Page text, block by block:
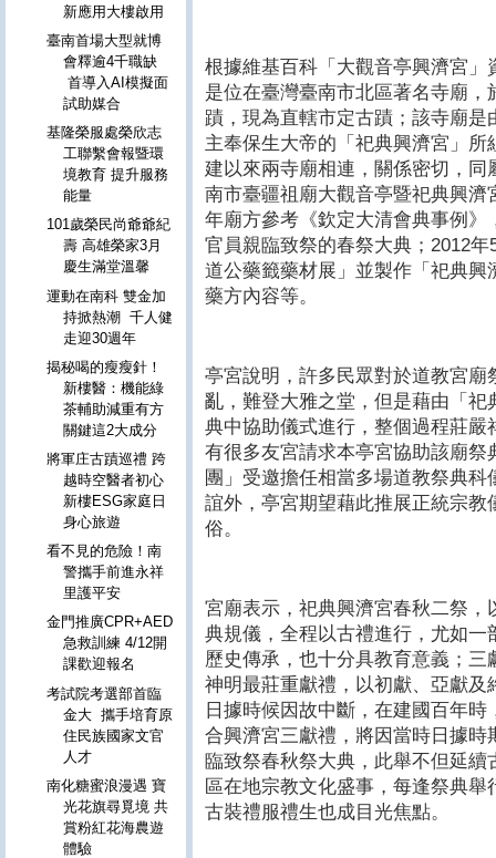
根據維基百科「大觀音亭興濟宮
是位在臺灣臺南市北區著名寺廟，
蹟，現為直轄市定古蹟；該寺廟
主奉保生大帝的「祀典興濟宮」
建以來兩寺廟相連，關係密切，
南市臺疆祖廟大觀音亭暨祀典興濟
年廟方參考《欽定大清會典事例
官員親臨致祭的春祭大典；2012
道公藥籤藥材展」並製作「祀典
藥方內容等。
亭宮說明，許多民眾對於道教宮
亂，難登大雅之堂，但是藉由「
典中協助儀式進行，整個過程莊
有很多友宮請求本亭宮協助該廟
團」受邀擔任相當多場道教祭典
誼外，亭宮期望藉此推展正統宗
俗。
宮廟表示，祀典興濟宮春秋二祭
典規儀，全程以古禮進行，尤如
歷史傳承，也十分具教育意義；
神明最莊重獻禮，以初獻、亞獻
日據時候因故中斷，在建國百年
合興濟宮三獻禮，將因當時日據
臨致祭春秋祭大典，此舉不但延
區在地宗教文化盛事，每逢祭典
古裝禮服禮生也成目光焦點。
新應用大樓啟用
臺南首場大型就博
會釋逾4千職缺
首導入AI模擬面
試助媒合
基隆榮服處榮欣志
工聯繫會報暨環
境教育 提升服務
能量
101歲榮民尚爺爺紀
壽 高雄榮家3月
慶生滿堂溫馨
運動在南科 雙金加
持掀熱潮 千人健
走迎30週年
揭秘喝的瘦瘦針！
新樓醫：機能綠
茶輔助減重有方
關鍵這2大成分
將軍庄古蹟巡禮 跨
越時空醫者初心
新樓ESG家庭日
身心旅遊
看不見的危險！南
警攜手前進永祥
里護平安
金門推廣CPR+AED
急救訓練 4/12開
課歡迎報名
考試院考選部首臨
金大 攜手培育原
住民族國家文官
人才
南化糖蜜浪漫遇 寶
光花旗尋覓境 共
賞粉紅花海農遊
體驗